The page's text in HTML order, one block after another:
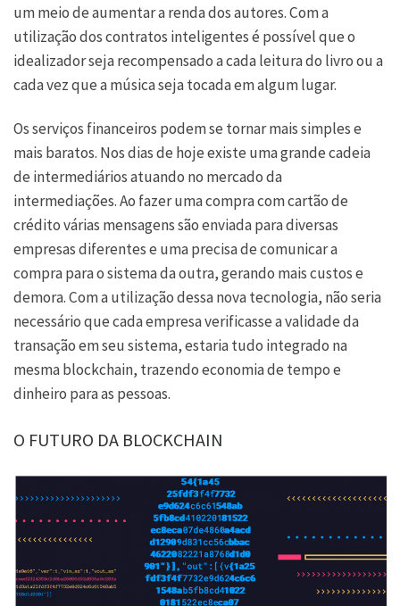
um meio de aumentar a renda dos autores. Com a
utilização dos contratos inteligentes é possível que o
idealizador seja recompensado a cada leitura do livro ou a
cada vez que a música seja tocada em algum lugar.
Os serviços financeiros podem se tornar mais simples e
mais baratos. Nos dias de hoje existe uma grande cadeia
de intermediários atuando no mercado da
intermediações. Ao fazer uma compra com cartão de
crédito várias mensagens são enviada para diversas
empresas diferentes e uma precisa de comunicar a
compra para o sistema da outra, gerando mais custos e
demora. Com a utilização dessa nova tecnologia, não seria
necessário que cada empresa verificasse a validade da
transação em seu sistema, estaria tudo integrado na
mesma blockchain, trazendo economia de tempo e
dinheiro para as pessoas.
O FUTURO DA BLOCKCHAIN